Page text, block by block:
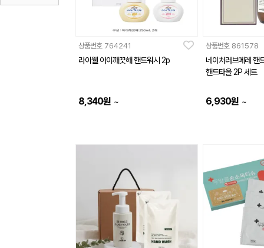
상품번호 764241
라이웰 아이깨끗해 핸드워시 2p
8,340원 ~
상품번호 861578
네이처러브메레
핸드타올 2P 세트
6,930원 ~